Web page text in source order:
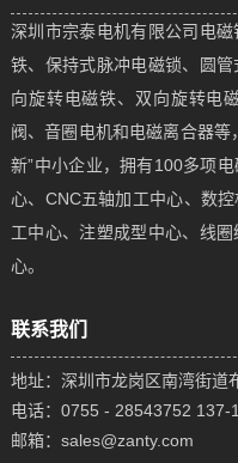
深圳市宗泰电机有限公司电
铁、保持式脉冲电磁锁、圆
向旋转电磁铁、双向旋转电
阀、音圈电机和电磁离合器
新”中小企业，拥有100多项
心、CNC五轴加工中心、数
工中心、注塑成型中心、线
心。
联系我们
地址：深圳市龙岗区南湾街道
电话：0755 - 28543752 137-
邮箱：sales@zanty.com